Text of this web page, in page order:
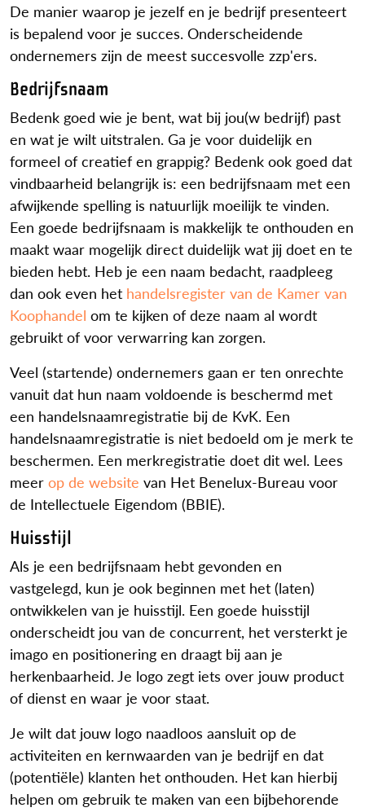
De manier waarop je jezelf en je bedrijf presenteert
is bepalend voor je succes. Onderscheidende
ondernemers zijn de meest succesvolle zzp'ers.
Bedrijfsnaam
Bedenk goed wie je bent, wat bij jou(w bedrijf) past
en wat je wilt uitstralen. Ga je voor duidelijk en
formeel of creatief en grappig? Bedenk ook goed dat
vindbaarheid belangrijk is: een bedrijfsnaam met een
afwijkende spelling is natuurlijk moeilijk te vinden.
Een goede bedrijfsnaam is makkelijk te onthouden en
maakt waar mogelijk direct duidelijk wat jij doet en te
bieden hebt. Heb je een naam bedacht, raadpleeg
dan ook even het handelsregister van de Kamer van
Koophandel om te kijken of deze naam al wordt
gebruikt of voor verwarring kan zorgen.
Veel (startende) ondernemers gaan er ten onrechte
vanuit dat hun naam voldoende is beschermd met
een handelsnaamregistratie bij de KvK. Een
handelsnaamregistratie is niet bedoeld om je merk te
beschermen. Een merkregistratie doet dit wel. Lees
meer op de website van Het Benelux-Bureau voor
de Intellectuele Eigendom (BBIE).
Huisstijl
Als je een bedrijfsnaam hebt gevonden en
vastgelegd, kun je ook beginnen met het (laten)
ontwikkelen van je huisstijl. Een goede huisstijl
onderscheidt jou van de concurrent, het versterkt je
imago en positionering en draagt bij aan je
herkenbaarheid. Je logo zegt iets over jouw product
of dienst en waar je voor staat.
Je wilt dat jouw logo naadloos aansluit op de
activiteiten en kernwaarden van je bedrijf en dat
(potentiële) klanten het onthouden. Het kan hierbij
helpen om gebruik te maken van een bijbehorende